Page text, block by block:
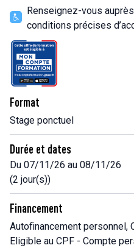
Renseignez-vous
conditions précises
Format
Stage ponctuel
Durée et dates
Du 07/11/26 au 08/11/26
(2 jour(s))
Financement
Autofinancement
Eligible au CPF - Compte